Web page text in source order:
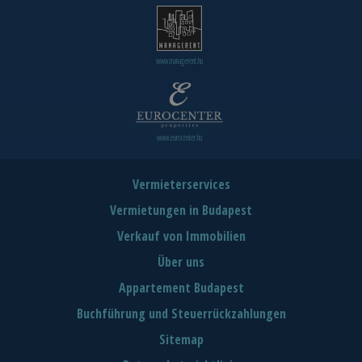
www.managerent.hu
www.eurocenter.hu
Vermieterservices
Vermietungen in Budapest
Verkauf von Immobilien
Über uns
Appartement Budapest
Buchführung und Steuerrückzahlungen
Sitemap